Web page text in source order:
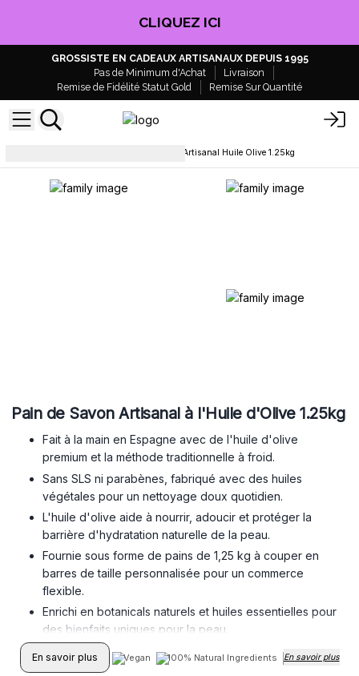
CLIQUEZ ICI
GROSSISTE EN CADEAUX ARTISANAUX DEPUIS 1995
Pas de Minimum d'Achat
Livraison
Remise de Fidélité Statut Gold
Remise Sur Quantité
Pain Savon Artisanal Huile Olive 1.25kg
Pain de Savon Artisanal à l'Huile d'Olive 1.25kg
Fait à la main en Espagne avec de l'huile d'olive
premium et la méthode traditionnelle à froid.
Sans SLS ni parabènes, fabriqué avec des huiles
végétales pour un nettoyage doux quotidien.
L'huile d'olive aide à nourrir, adoucir et protéger la
barrière d'hydratation naturelle de la peau.
Fournie sous forme de pains de 1,25 kg à couper en
barres de taille personnalisée pour un commerce
flexible.
Enrichi en botanicals naturels et huiles essentielles pour
des bienfaits uniques pour la peau.
Aspect artisanal et parfums riches créent un affichage
commercial attrayant et de grande valeur.
En savoir plus Vegan 100% Natural Ingredients Cruelty Free
En savoir plus